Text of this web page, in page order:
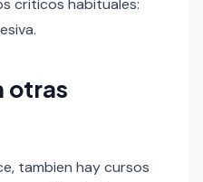
criticos habituales:
otras
tambien hay cursos